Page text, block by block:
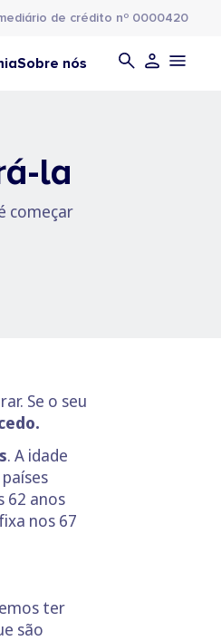
de crédito nº 0000420
Sobre nós
la
começar
Se o seu
. A idade
62 anos
nos 67
ter
são